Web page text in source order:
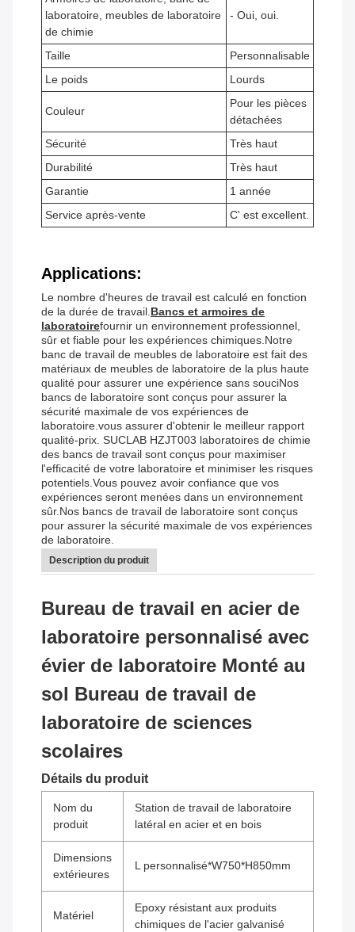
laboratoire, meubles de laboratoire
de chimie
- Oui, oui.
Taille
Personnalisable
Le poids
Lourds
Couleur
Pour les pièces
détachées
Sécurité
Très haut
Durabilité
Très haut
Garantie
1 année
Service après-vente
C' est excellent.
Applications:
Le nombre d'heures de travail est calculé en fonction
de la durée de travail.Bancs et armoires de
laboratoirefournir un environnement professionnel,
sûr et fiable pour les expériences chimiques.Notre
banc de travail de meubles de laboratoire est fait des
matériaux de meubles de laboratoire de la plus haute
qualité pour assurer une expérience sans souciNos
bancs de laboratoire sont conçus pour assurer la
sécurité maximale de vos expériences de
laboratoire.vous assurer d'obtenir le meilleur rapport
qualité-prix. SUCLAB HZJT003 laboratoires de chimie
des bancs de travail sont conçus pour maximiser
l'efficacité de votre laboratoire et minimiser les risques
potentiels.Vous pouvez avoir confiance que vos
expériences seront menées dans un environnement
sûr.Nos bancs de travail de laboratoire sont conçus
pour assurer la sécurité maximale de vos expériences
de laboratoire.
Description du produit
Bureau de travail en acier de
laboratoire personnalisé avec
évier de laboratoire Monté au
sol Bureau de travail de
laboratoire de sciences
scolaires
Détails du produit
Nom du
produit
Station de travail de laboratoire
latéral en acier et en bois
Dimensions
extérieures
L personnalisé*W750*H850mm
Matériel
Epoxy résistant aux produits
chimiques de l'acier galvanisé